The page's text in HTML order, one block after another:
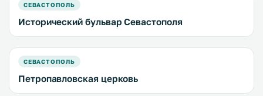
СЕВАСТОПОЛЬ
Исторический бульвар Севастополя
СЕВАСТОПОЛЬ
Петропавловская церковь